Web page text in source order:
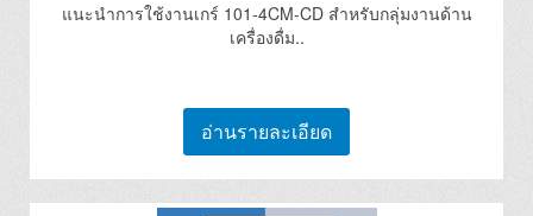
แนะนำการใช้งานเกร์ 101-4CM-CD สำหรับกลุ่มงานด้าน
เครื่องดื่ม..
อ่านรายละเอียด